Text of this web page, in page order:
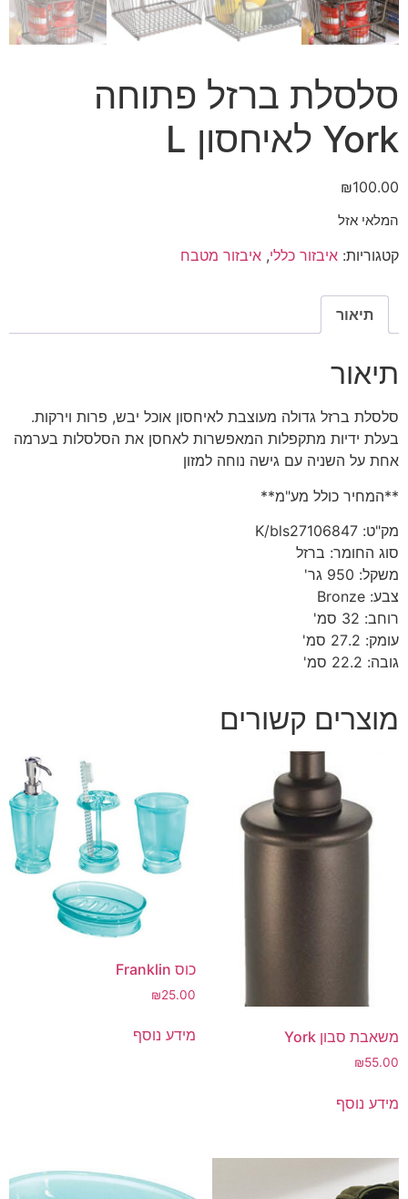
סלסלת ברזל פתוחה
York לאיחסון L
₪100.00
המלאי אזל
קטגוריות: איבזור כללי, איבזור מטבח
תיאור
תיאור
סלסלת ברזל גדולה מעוצבת לאיחסון אוכל יבש, פרות וירקות.
בעלת ידיות מתקפלות המאפשרות לאחסן את הסלסלות בערמה
אחת על השניה עם גישה נוחה למזון
**המחיר כולל מע"מ**
מק"ט: K/bls27106847
סוג החומר: ברזל
משקל: 950 גר'
צבע: Bronze
רוחב: 32 סמ'
עומק: 27.2 סמ'
גובה: 22.2 סמ'
מוצרים קשורים
משאבת סבון York
₪55.00
מידע נוסף
כוס Franklin
₪25.00
מידע נוסף